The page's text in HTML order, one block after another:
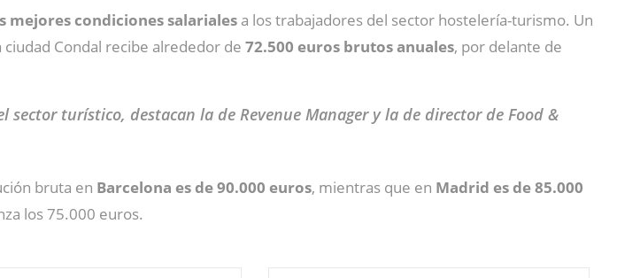
mejores condiciones salariales a los trabajadores del sector hostelería-turismo. Un
ciudad Condal recibe alrededor de 72.500 euros brutos anuales, por delante de
sector turístico, destacan la de Revenue Manager y la de director de Food &
bruta en Barcelona es de 90.000 euros, mientras que en Madrid es de 85.000
los 75.000 euros.